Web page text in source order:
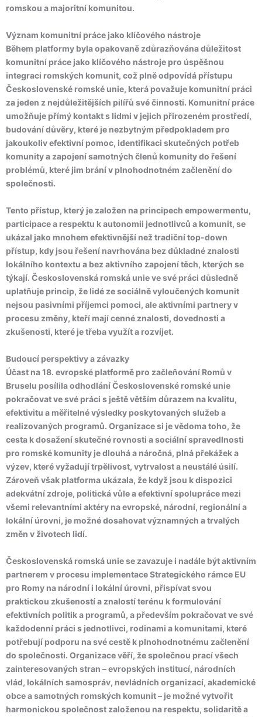
romskou a majoritní komunitou.
Význam komunitní práce jako klíčového nástroje
Během platformy byla opakovaně zdůrazňována důležitost
komunitní práce jako klíčového nástroje pro úspěšnou
integraci romských komunit, což plně odpovídá přístupu
Československé romské unie, která považuje komunitní práci
za jeden z nejdůležitějších pilířů své činnosti. Komunitní práce
umožňuje přímý kontakt s lidmi v jejich přirozeném prostředí,
budování důvěry, které je nezbytným předpokladem pro
jakoukoliv efektivní pomoc, identifikaci skutečných potřeb
komunity a zapojení samotných členů komunity do řešení
problémů, které jim brání v plnohodnotném začlenění do
společnosti.
Tento přístup, který je založen na principech empowermentu,
participace a respektu k autonomii jednotlivců a komunit, se
ukázal jako mnohem efektivnější než tradiční top-down
přístup, kdy jsou řešení navrhována bez důkladné znalosti
lokálního kontextu a bez aktivního zapojení těch, kterých se
týkají. Československá romská unie ve své práci důsledně
uplatňuje princip, že lidé ze sociálně vyloučených komunit
nejsou pasivními příjemci pomoci, ale aktivními partnery v
procesu změny, kteří mají cenné znalosti, dovednosti a
zkušenosti, které je třeba využít a rozvíjet.
Budoucí perspektivy a závazky
Účast na 18. evropské platformě pro začleňování Romů v
Bruselu posílila odhodlání Československé romské unie
pokračovat ve své práci s ještě větším důrazem na kvalitu,
efektivitu a měřitelné výsledky poskytovaných služeb a
realizovaných programů. Organizace si je vědoma toho, že
cesta k dosažení skutečné rovnosti a sociální spravedlnosti
pro romské komunity je dlouhá a náročná, plná překážek a
výzev, které vyžadují trpělivost, vytrvalost a neustálé úsilí.
Zároveň však platforma ukázala, že když jsou k dispozici
adekvátní zdroje, politická vůle a efektivní spolupráce mezi
všemi relevantními aktéry na evropské, národní, regionální a
lokální úrovni, je možné dosahovat významných a trvalých
změn v životech lidí.
Československá romská unie se zavazuje i nadále být aktivním
partnerem v procesu implementace Strategického rámce EU
pro Romy na národní i lokální úrovni, přispívat svou
praktickou zkušeností a znalostí terénu k formulování
efektivních politik a programů, a především pokračovat ve své
každodenní práci s jednotlivci, rodinami a komunitami, které
potřebují podporu na své cestě k plnohodnotnému začlenění
do společnosti. Organizace věří, že společnou prací všech
zainteresovaných stran – evropských institucí, národních
vlád, lokálních samospráv, nevládních organizací, akademické
obce a samotných romských komunit – je možné vytvořit
harmonickou společnost založenou na respektu, solidaritě a